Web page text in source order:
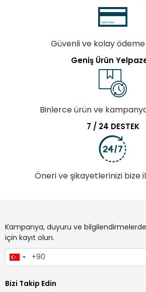
Güvenli ve kolay
Geniş Ürün
Binlerce ürün ve
7 / 24 DESTEK
Öneri ve şikayetlerinizi bize
Kampanya, duyuru ve
için kayıt olun.
Bizi Takip Edin